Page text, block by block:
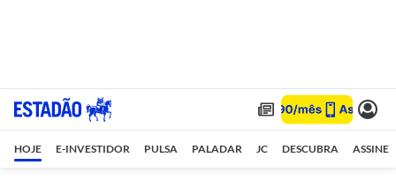
HOJE E-INVESTIDOR PULSA PALADAR JC DESCUBRA ASSINE